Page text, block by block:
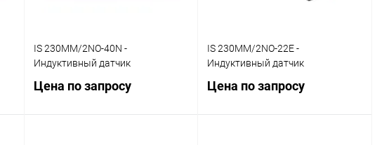
IS 230MM/2NO-40N -
Индуктивный датчик
Цена по запросу
IS 230MM/2NO-22E -
Индуктивный датчик
Цена по запросу